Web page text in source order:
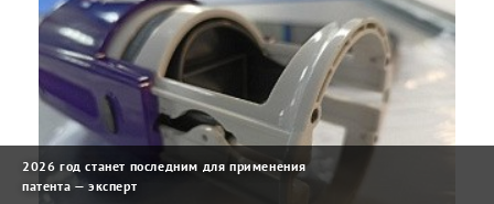
2026 год станет последним для применения
патента — эксперт